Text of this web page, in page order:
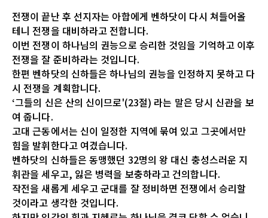
전쟁이 끝난 후 선지자는 아합에게 벤하닷이 다시 쳐들어올
테니 전쟁을 대비하라고 전합니다.
이번 전쟁이 하나님의 권능으로 승리한 것임을 기억하고 이후
전쟁을 잘 준비하라는 것입니다.
한편 벤하닷의 신하들은 하나님의 권능을 인정하지 못하고 다
시 전쟁을 계획합니다.
‘그들의 신은 산의 신이므로'(23절) 라는 말은 당시 신관을 보
여 줍니다.
고대 근동에서는 신이 일정한 지역에 묶여 있고 그곳에서만
힘을 발휘한다고 여겼습니다.
벤하닷의 신하들은 동맹했던 32명의 왕 대신 충성스러운 지
휘관을 세우고, 잃은 병력을 보충하라고 건의합니다.
작전을 새롭게 세우고 군대를 잘 정비하면 전쟁에서 승리할
것이라고 생각한 것입니다.